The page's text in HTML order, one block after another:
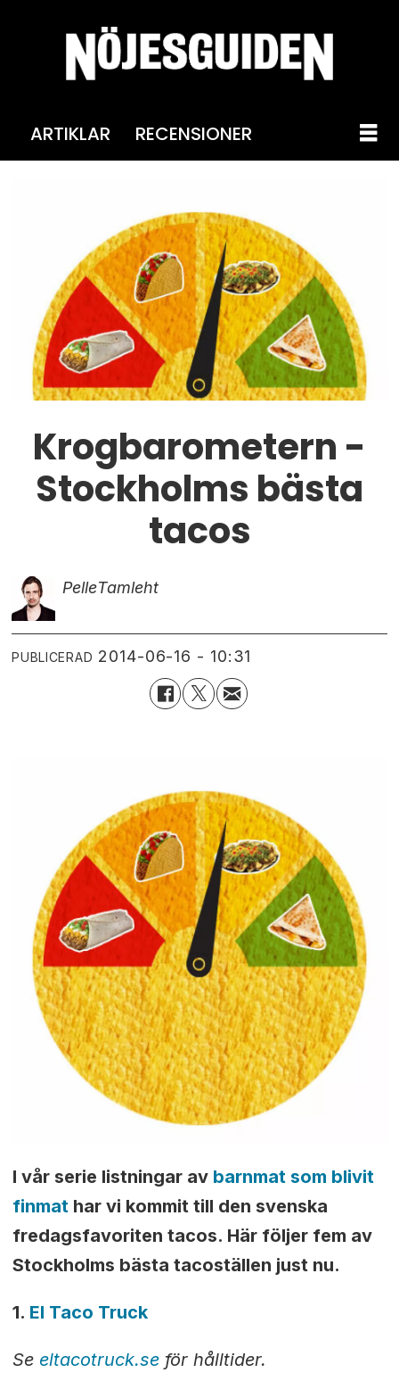
ARTIKLAR RECENSIONER
Krogbarometern -
Stockholms bästa
tacos
PelleTamleht
PUBLICERAD 2014-06-16 - 10:31
I vår serie listningar av barnmat som blivit
finmathar vi kommit till den svenska
fredagsfavoriten tacos. Här följer fem av
Stockholms bästa tacoställen just nu.
1. El Taco Truck
Se eltacotruck.seför hålltider.